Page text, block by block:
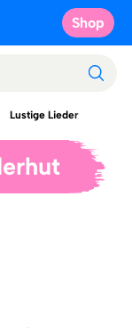
Shop
Lustige Lieder